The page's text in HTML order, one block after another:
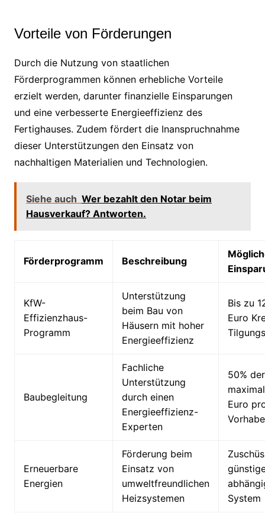
Vorteile von Förderungen
Durch die Nutzung von staatlichen
Förderprogrammen können erhebliche Vorteile
erzielt werden, darunter finanzielle Einsparungen
und eine verbesserte Energieeffizienz des
Fertighauses. Zudem fördert die Inanspruchnahme
dieser Unterstützungen den Einsatz von
nachhaltigen Materialien und Technologien.
Siehe auch Wer bezahlt den Notar beim
Hausverkauf? Antworten.
Förderprogramm Beschreibung
KfW-
Effizienzhaus-
Programm
Unterstützung
beim Bau von
Häusern mit hoher
Energieeffizienz
Bis zu
Euro
Baubegleitung
Fachliche
Unterstützung
durch einen
Energieeffizienz-
Experten
50%
Euro
Erneuerbare
Energien
Förderung beim
Einsatz von
umweltfreundlichen
Heizsystemen
System